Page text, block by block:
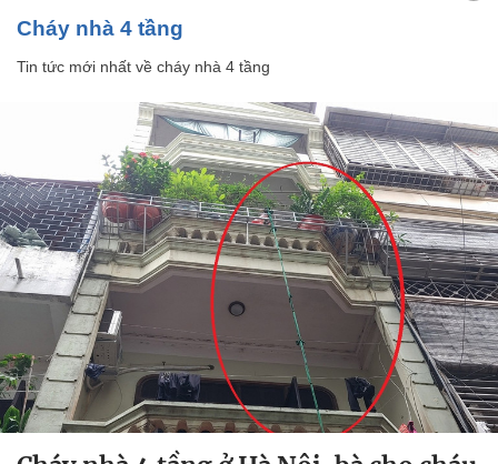
cháy nhà 4 tầng
Tin tức mới nhất về cháy nhà 4 tầng